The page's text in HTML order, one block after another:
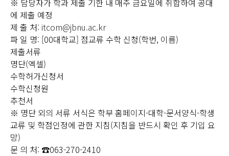
※ 담당자가 학과 제출 기한 내 매주 금요일에 취합하여 공대
에 제출 예정
제 출 처: itcom@jbnu.ac.kr
파 일 명: [00대학교] 점교류 수학 신청(학번, 이름)
제출서류
명단(엑셀)
수학허가신청서
수학신청원
추천서
※ 명단 외의 서류 서식은 학부 홈페이지-대학-문서양식-학생
교류 및 학점인정에 관한 지침(지침을 반드시 확인 후 기입 요
망)
문 의 처: ☎063-270-2410